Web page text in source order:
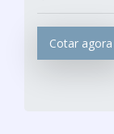
Cotar agora